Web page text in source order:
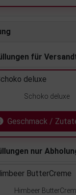
für
Schoko deluxe
Geschmack /
nur
Himbeer